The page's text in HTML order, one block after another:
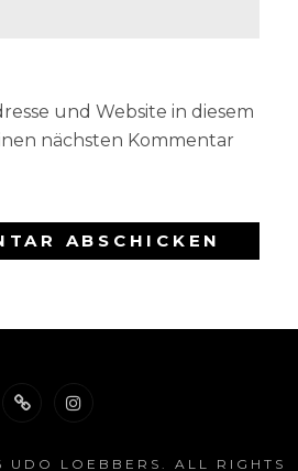
und Website in diesem
nächsten Kommentar
UDO LOEBBERS . ALL RIGHTS